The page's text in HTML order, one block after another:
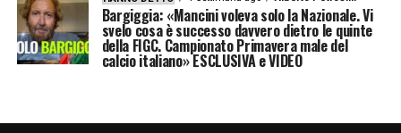
Bargiggia: «Mancini voleva solo la Nazionale. Vi
svelo cosa è successo davvero dietro le quinte
della FIGC. Campionato Primavera male del
calcio italiano» ESCLUSIVA e VIDEO